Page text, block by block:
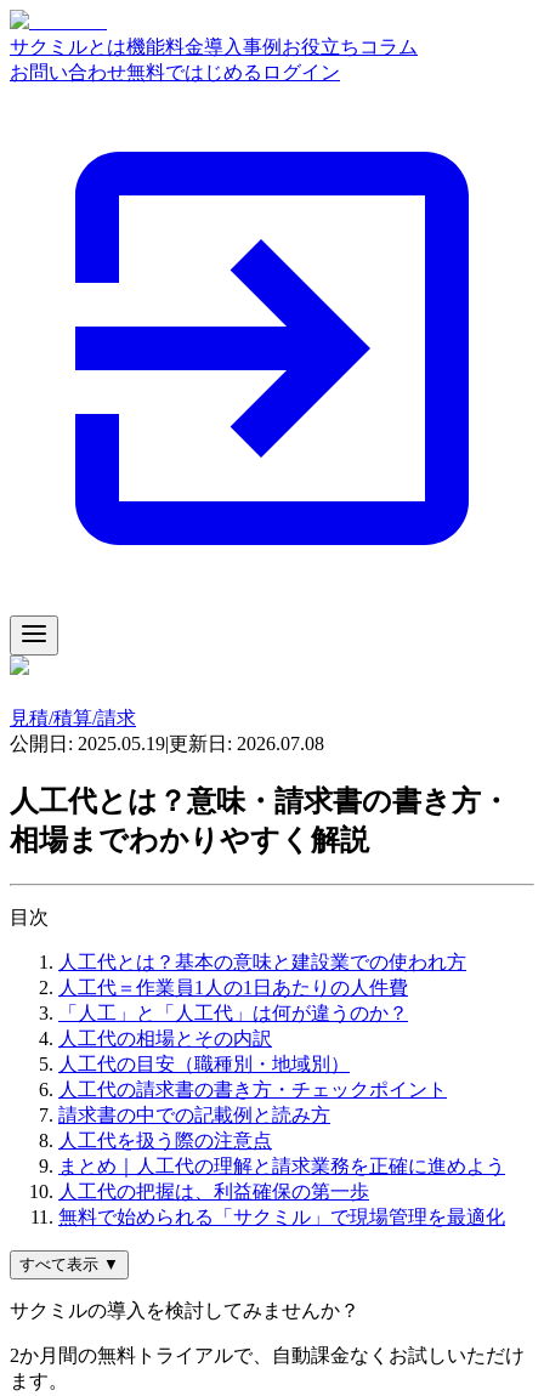
サクミルとは機能料金導入事例 お役立ちコラム
お問い合わせ無料ではじめる ログイン
見積/積算/請求
公開日: 2025.05.19|更新日: 2026.07.08
人工代とは？意味・請求書の書き方・
相場までわかりやすく解説
目次
人工代とは？基本の意味と建設業での使われ方
人工代＝作業員1人の1日あたりの人件費
「人工」と「人工代」は何が違うのか？
人工代の相場とその内訳
人工代の目安（職種別・地域別）
人工代の請求書の書き方・チェックポイント
請求書の中での記載例と読み方
人工代を扱う際の注意点
まとめ｜人工代の理解と請求業務を正確に進めよう
人工代の把握は、利益確保の第一歩
無料で始められる「サクミル」で現場管理を最適化
すべて表示 ▼
サクミルの導入を検討してみませんか？
2か月間の無料トライアルで、自動課金なくお試しいただけ
ます。